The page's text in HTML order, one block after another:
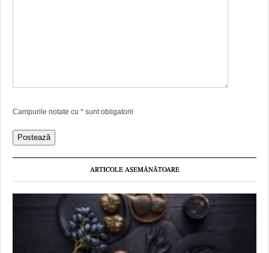
Campurile notate cu * sunt obligatorii
ARTICOLE ASEMĂNĂTOARE